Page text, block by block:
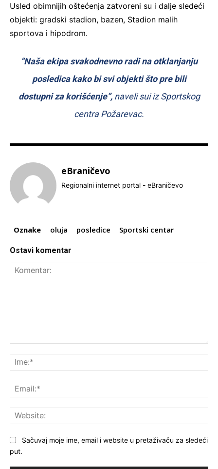
Usled obimnijih oštećenja zatvoreni su i dalje sledeći
objekti: gradski stadion, bazen, Stadion malih
sportova i hipodrom.
“Naša ekipa svakodnevno radi na otklanjanju
posledica kako bi svi objekti što pre bili
dostupni za korišćenje”,naveli sui iz Sportskog
centra Požarevac.
eBraničevo
Regionalni internet portal - eBraničevo
Oznake oluja posledice Sportski centar
Ostavi komentar
Sačuvaj moje ime, email i website u pretaživaču za sledeći
put.